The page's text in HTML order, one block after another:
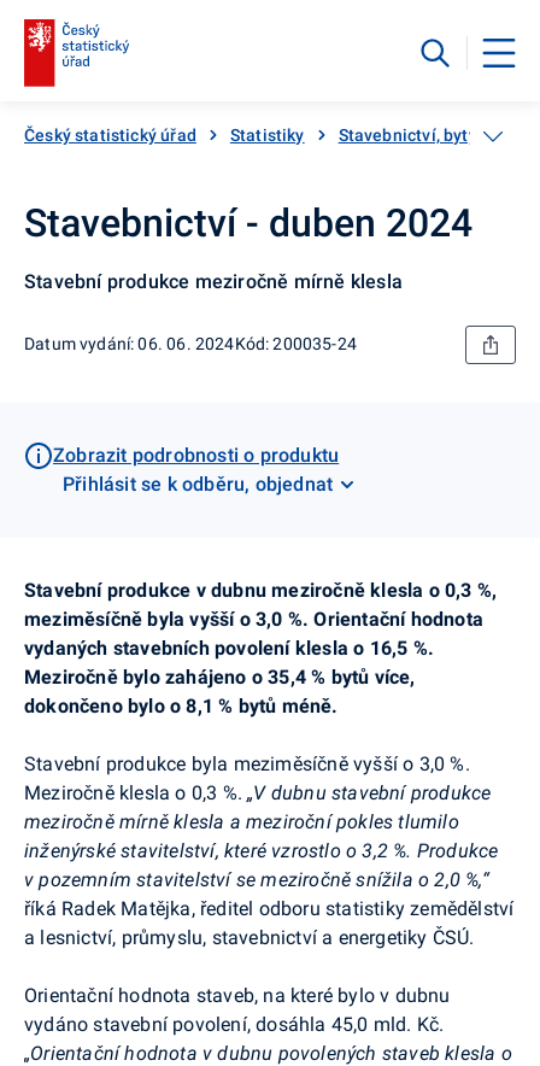
Český statistický úřad Statistiky Stavebnictví, byty
Stavebnictví - duben 2024
Stavební produkce meziročně mírně klesla
Datum vydání: 06. 06. 2024Kód: 200035-24
Zobrazit podrobnosti o produktu
Přihlásit se k odběru, objednat
Stavební produkce v dubnu meziročně klesla o 0,3 %,
meziměsíčně byla vyšší o 3,0 %. Orientační hodnota
vydaných stavebních povolení klesla o 16,5 %.
Meziročně bylo zahájeno o 35,4 % bytů více,
dokončeno bylo o 8,1 % bytů méně.
Stavební produkce byla meziměsíčně vyšší o 3,0 %.
Meziročně klesla o 0,3 %. „V dubnu stavební produkce
meziročně mírně klesla a meziroční pokles tlumilo
inženýrské stavitelství, které vzrostlo o 3,2 %. Produkce
v pozemním stavitelství se meziročně snížila o 2,0 %,“
říká Radek Matějka, ředitel odboru statistiky zemědělství
a lesnictví, průmyslu, stavebnictví a energetiky ČSÚ.
Orientační hodnota staveb, na které bylo v dubnu
vydáno stavební povolení, dosáhla 45,0 mld. Kč.
„Orientační hodnota v dubnu povolených staveb klesla o